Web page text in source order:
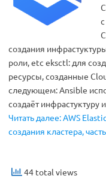
создания
роли, etc eksctl: для
ресурсы, созданные
следующем: Ansible
создаёт
Читать далее: AWS
создания кластера,
44 total views